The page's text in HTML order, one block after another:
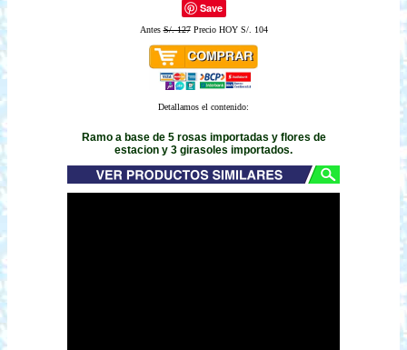
Save
AntesS/. 127Precio HOY S/. 104
Detallamos el contenido:
Ramo a base de 5 rosas importadas y flores de
estacion y 3 girasoles importados.